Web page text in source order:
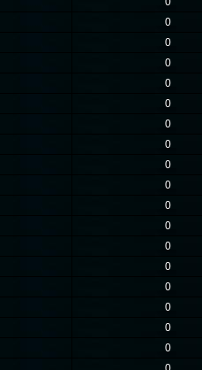
0
0
0
0
0
0
0
0
0
0
0
0
0
0
0
0
0